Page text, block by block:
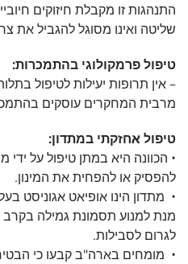
התנהגות זו מקבלת חיזוקים
שליטה ואינו מסוגל להגביל את
טיפול פרמקולוגי בהתמכרות:
– אין תרופות יעילות לטיפול
מרבית המחקרים עוסקים
טיפול אחזקתי במתדון:
• הכוונה היא במתן טיפול על ידי
להפסיק או להפחית את המינון.
• מתדון הינו אופיאט אגוניסט
מנת למנוע תסמונת גמילה
לגרום לסבילות.
• מומחים בארה"ב קבעו כי